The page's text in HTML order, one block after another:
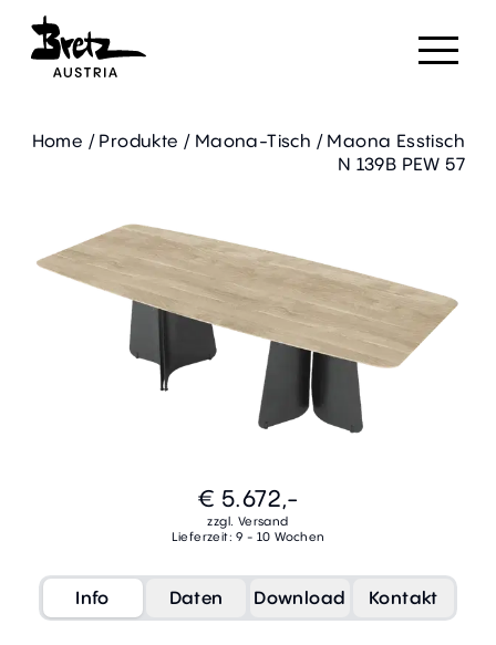
Home / Produkte / Maona-Tisch /Maona Esstisch
N 139B PEW 57
€ 5.672,-
zzgl. Versand
Lieferzeit: 9 - 10 Wochen
Info Daten Download Kontakt